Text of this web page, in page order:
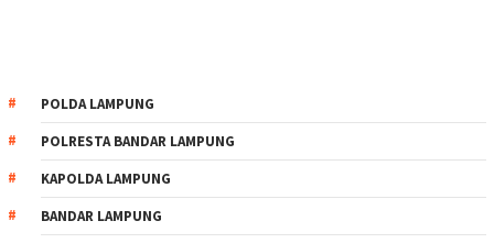
POLDA LAMPUNG
POLRESTA BANDAR LAMPUNG
KAPOLDA LAMPUNG
BANDAR LAMPUNG